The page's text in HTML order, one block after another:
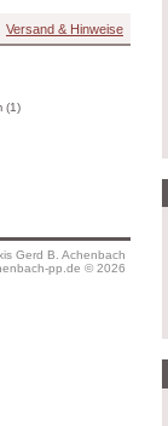
Versand & Hinweise
(1)
Gerd B. Achenbach
pp.de © 2026